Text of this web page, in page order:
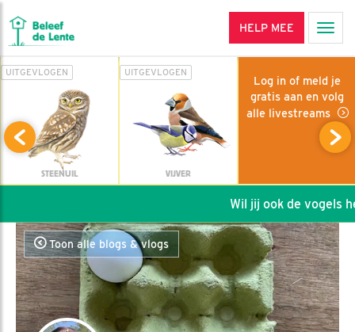
HELP MEE
UITGEVLOGEN
STEENUIL
UITGEVLOGEN
VIJVER
Log in of meld je
gratis aan en volg
alle livestreams
Wil jij ook de vogels
Toon alle blogs & vlogs